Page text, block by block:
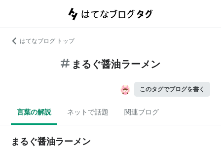
はてなブログ トップ
まるぐ醤油ラーメン
このタグでブログを書く
言葉の解説 ネットで話題 関連ブログ
まるぐ醤油ラーメン